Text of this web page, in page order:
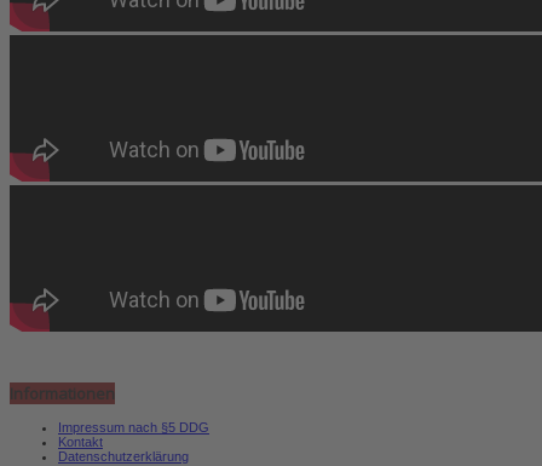
Informationen
Impressum nach §5 DDG
Kontakt
Datenschutzerklärung